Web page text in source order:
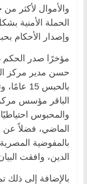
والأموال لأكثر
الحملة الأمنية
وإصدار الأحكام
مؤخرًا صدر الحكم
حسن مدير مركز
بالحبس
الباقر مؤسس
والمحبوس
الماضي، فضلاً عن
بالمفوضية
الدين، وافقت
بالإضافة إلى ذلك